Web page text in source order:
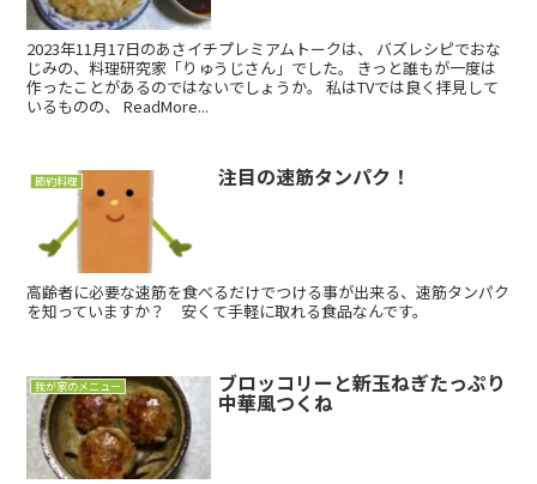
2023年11月17日のあさイチプレミアムトークは、 バズレシピでおな
じみの、料理研究家「りゅうじさん」でした。 きっと誰もが一度は
作ったことがあるのではないでしょうか。 私はTVでは良く拝見して
いるものの、 ReadMore...
節約料理 注目の速筋タンパク！
高齢者に必要な速筋を食べるだけでつける事が出来る、速筋タンパク
を知っていますか？ 安くて手軽に取れる食品なんです。
我が家のメニュー ブロッコリーと新玉ねぎたっぷり
中華風つくね